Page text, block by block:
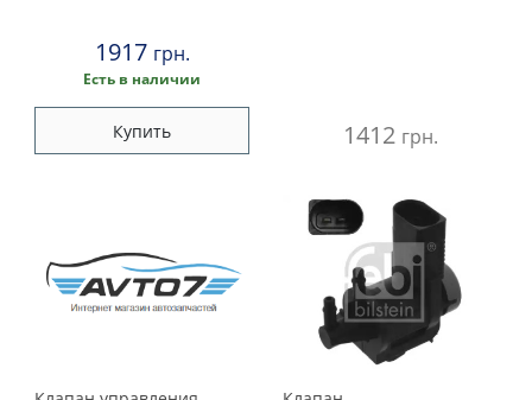
1988
1985
1984
1917 грн.
Есть в наличии
Купить 1412 грн.